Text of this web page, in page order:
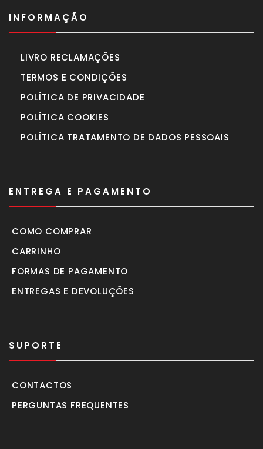
INFORMAÇÃO
LIVRO RECLAMAÇÕES
TERMOS E CONDIÇÕES
POLÍTICA DE PRIVACIDADE
POLÍTICA COOKIES
POLÍTICA TRATAMENTO DE DADOS PESSOAIS
ENTREGA E PAGAMENTO
COMO COMPRAR
CARRINHO
FORMAS DE PAGAMENTO
ENTREGAS E DEVOLUÇÕES
SUPORTE
CONTACTOS
PERGUNTAS FREQUENTES